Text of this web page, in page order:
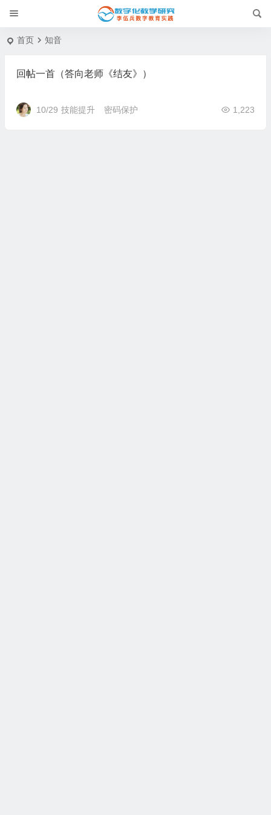
首页 知音
回帖一首（答向老师《结友》）
10/29 技能提升 1,223
密码保护